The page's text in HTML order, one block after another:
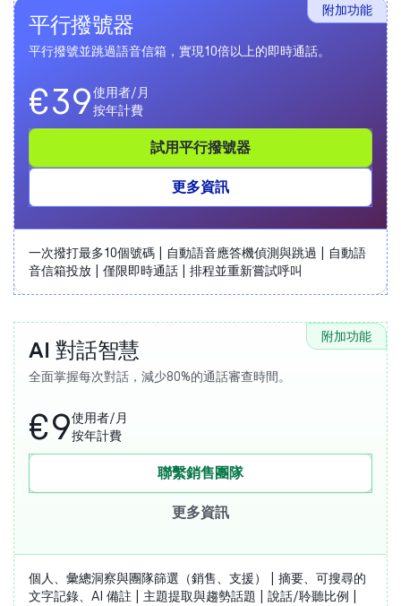
附加功能
平行撥號器
平行撥號並跳過語音信箱，實現10倍以上的即時通話。
€39使用者/月
按年計費
更多資訊
試用平行撥號器
一次撥打最多10個號碼 | 自動語音應答機偵測與跳過 | 自動語
音信箱投放 | 僅限即時通話 | 排程並重新嘗試呼叫
附加功能
AI 對話智慧
全面掌握每次對話，減少80%的通話審查時間。
€9使用者/月
按年計費
更多資訊
聯繫銷售團隊
個人、彙總洞察與團隊篩選（銷售、支援） | 摘要、可搜尋的
文字記錄、AI 備註 | 主題提取與趨勢話題 | 說話/聆聽比例 |